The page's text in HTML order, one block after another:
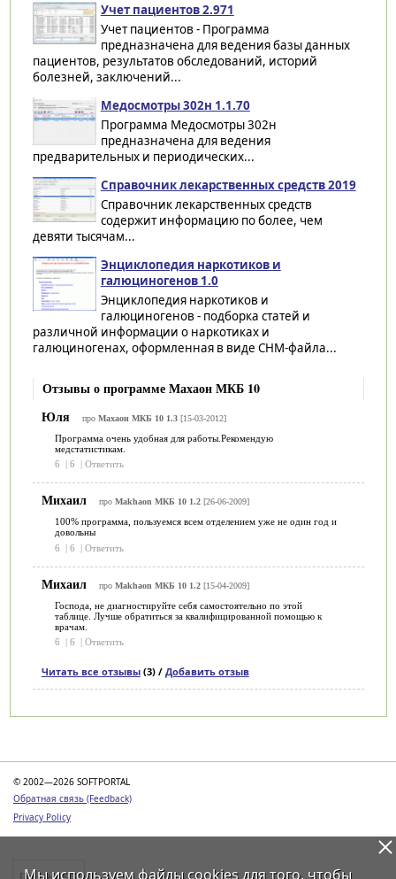
Учет пациентов 2.971
Учет пациентов - Программа
предназначена для ведения базы данных
пациентов, результатов обследований, историй
болезней, заключений...
Медосмотры 302н 1.1.70
Программа Медосмотры 302н
предназначена для ведения
предварительных и периодических...
Справочник лекарственных средств 2019
Справочник лекарственных средств
содержит информацию по более, чем
девяти тысячам...
Энциклопедия наркотиков и
галюциногенов 1.0
Энциклопедия наркотиков и
галюциногенов - подборка статей и
различной информации о наркотиках и
галюциногенах, оформленная в виде CHM-файла...
Отзывы о программе Махаон МКБ 10
Юля
про Махаон МКБ 10 1.3[15-03-2012]
Программа очень удобная для работы.Рекомендую
медстатистикам.
6
6 Ответить
Михаил про Makhaon МКБ 10 1.2[26-06-2009]
100% программа, пользуемся всем отделением уже не один год и
довольны
6
| 6 | Ответить
Михаил про Makhaon МКБ 10 1.2[15-04-2009]
Господа, не диагностируйте себя самостоятельно по этой
таблице. Лучше обратиться за квалифицированной помощью к
врачам.
6
6 Ответить
Читать все отзывы(3) / Добавить отзыв
© 2002—2026 SOFTPORTAL
Обратная связь (Feedback)
Privacy Policy
Программы
Мы используем файлы cookiesдля того, чтобы